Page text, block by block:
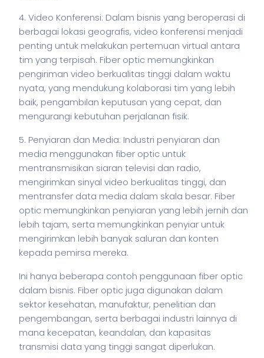
4. Video Konferensi: Dalam bisnis yang beroperasi di
berbagai lokasi geografis, video konferensi menjadi
penting untuk melakukan pertemuan virtual antara
tim yang terpisah. Fiber optic memungkinkan
pengiriman video berkualitas tinggi dalam waktu
nyata, yang mendukung kolaborasi tim yang lebih
baik, pengambilan keputusan yang cepat, dan
mengurangi kebutuhan perjalanan fisik.
5. Penyiaran dan Media: Industri penyiaran dan
media menggunakan fiber optic untuk
mentransmisikan siaran televisi dan radio,
mengirimkan sinyal video berkualitas tinggi, dan
mentransfer data media dalam skala besar. Fiber
optic memungkinkan penyiaran yang lebih jernih dan
lebih tajam, serta memungkinkan penyiar untuk
mengirimkan lebih banyak saluran dan konten
kepada pemirsa mereka.
Ini hanya beberapa contoh penggunaan fiber optic
dalam bisnis. Fiber optic juga digunakan dalam
sektor kesehatan, manufaktur, penelitian dan
pengembangan, serta berbagai industri lainnya di
mana kecepatan, keandalan, dan kapasitas
transmisi data yang tinggi sangat diperlukan.